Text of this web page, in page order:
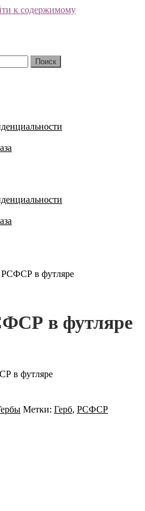
к содержимому
РСФСР в футляре
в футляре
в футляре
Метки: Герб, РСФСР